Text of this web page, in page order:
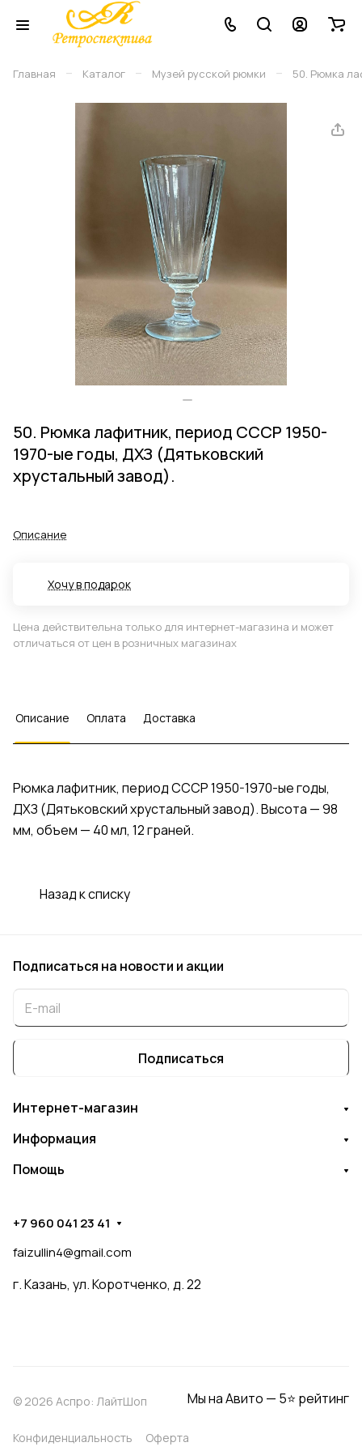
Главная – Каталог – Музей русской рюмки – 50. Рюмка
50. Рюмка лафитник, период СССР 1950-
1970-ые годы, ДХЗ (Дятьковский
хрустальный завод).
Описание
Хочу в подарок
Цена действительна только для интернет-магазина и может
отличаться от цен в розничных магазинах
Описание Оплата Доставка
Рюмка лафитник, период СССР 1950-1970-ые годы,
ДХЗ (Дятьковский хрустальный завод). Высота — 98
мм, объем — 40 мл, 12 граней.
Назад к списку
Подписаться на новости и акции
Подписаться
Интернет-магазин
Информация
Помощь
+7 960 041 23 41
faizullin4@gmail.com
г. Казань, ул. Коротченко, д. 22
© 2026 Аспро: ЛайтШоп Мы на Авито — 5⭐ рейтинг
Конфиденциальность Оферта